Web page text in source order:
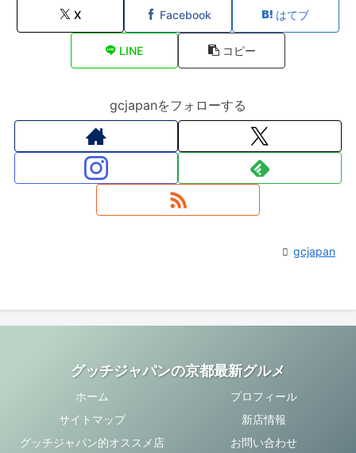
X Facebook はてブ
LINE コピー
gcjapanをフォローする
gcjapan
グッチジャパンの京都最新グルメ
ホーム
プロフィール
サイトマップ
新店情報
グッチジャパン的オススメ店
お問い合わせ